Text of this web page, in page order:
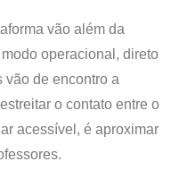
vão além da
operacional, direto
vão de encontro a
o contato entre o
acessível, é aproximar